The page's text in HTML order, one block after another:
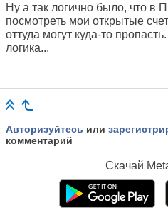
Ну а так логично было, что
посмотреть мои открытые
оттуда могут куда-то
логика...
Авторизуйтесь или
комментарий
Скачай